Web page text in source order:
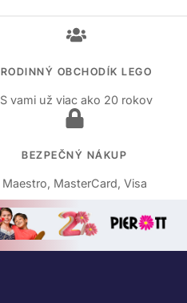
RODINNÝ OBCHODÍK LEGO
S vami už viac ako 20 rokov
BEZPEČNÝ NÁKUP
Maestro, MasterCard, Visa